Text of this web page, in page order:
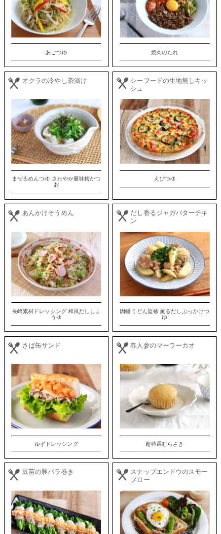
あごつゆ 焼肉のたれ
オクラの冷やし茶漬け
まぜるめんつゆ さわやか夏味梅かつ
お
シーフードの生地無しキッ
シュ
えびつゆ
あんかけそうめん
長崎素材ドレッシング 和風だししょ
うゆ
だし香るジャガバターチキ
ン
因幡うどん監修 薫るだしぶっかけつ
ゆ
さば缶サンド
ゆずドレッシング
春人参のマーラーカオ
超特選むらさき
豆苗の豚バラ巻き
スナップエンドウのスモー
ブロー